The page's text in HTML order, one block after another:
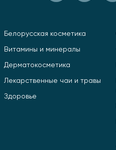
Белорусская косметика
Витамины и минералы
Дерматокосметика
Лекарственные чаи и травы
Здоровье